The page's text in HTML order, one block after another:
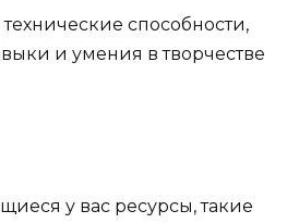
способности,
и умения в творчестве
у вас ресурсы, такие